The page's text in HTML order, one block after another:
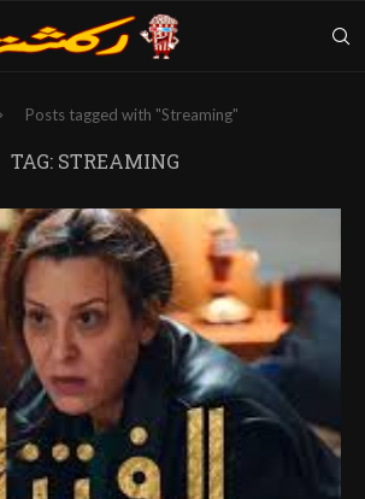
Posts tagged with "Streaming"
TAG: STREAMING